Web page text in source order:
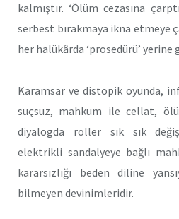
kalmıştır. ‘Ölüm cezasına
serbest bırakmaya ikna etmeye
her halükârda ‘prosedürü’
Karamsar ve distopik oyunda,
suçsuz, mahkum ile cellat,
diyalogda roller sık sık
elektrikli sandalyeye bağlı
kararsızlığı beden diline
bilmeyen devinimleridir.